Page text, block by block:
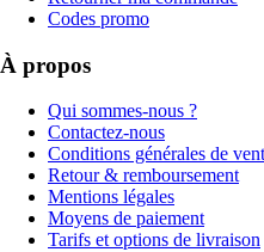
Codes promo
À propos
Qui sommes-nous ?
Contactez-nous
Conditions générales de
Retour & remboursement
Mentions légales
Moyens de paiement
Tarifs et options de livraison